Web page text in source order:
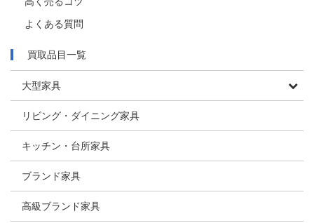
よくある質問
買取品目一覧
大型家具
リビング・ダイニング家具
キッチン・台所家具
ブランド家具
高級ブランド家具